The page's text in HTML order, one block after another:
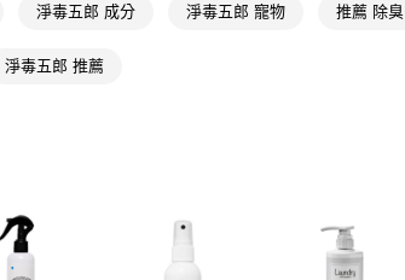
付」結帳頁面，進
【注意事項】
１．透過由恩沛科
每筆NT$65，滿
7-11取貨付款
淨毒五郎 成分 淨毒五郎 寵物 推薦 除臭
淨毒五郎 推薦